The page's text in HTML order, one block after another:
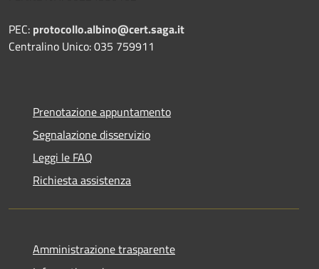
PEC: protocollo.albino@cert.saga.it
Centralino Unico: 035 759911
Prenotazione appuntamento
Segnalazione disservizio
Leggi le FAQ
Richiesta assistenza
Amministrazione trasparente